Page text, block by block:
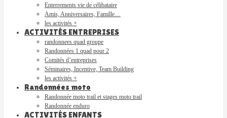
Enterrements vie de célibataire
Amis, Anniversaires, Famille…
les activités +
ACTIVITÉS ENTREPRISES
randonnees quad groupe
Randonnées 1 quad pour 2
Comités d’entreprises
Séminaires, Incentive, Team Building
les activités +
Randonnées moto
Randonnée moto trail et stages moto trail
Randonnée enduro
ACTIVITÉS ENFANTS